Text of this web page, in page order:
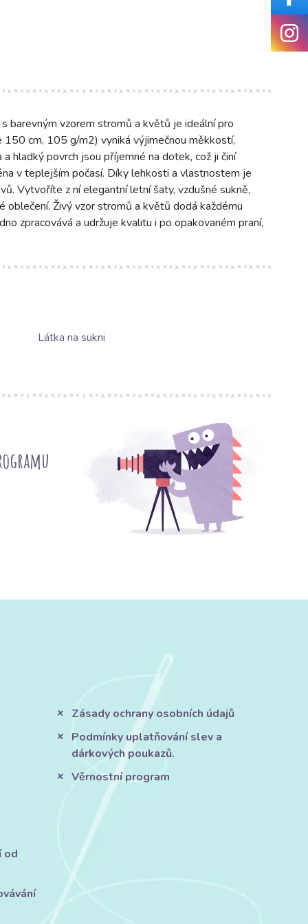
barevným vzorem stromů a květů je ideální pro
cm, 105 g/m2) vyniká výjimečnou měkkostí,
hladký povrch jsou příjemné na dotek, což ji činí
v teplejším počasí. Díky lehkosti a vlastnostem je
Vytvoříte z ní elegantní letní šaty, vzdušné sukně,
Živý vzor stromů a květů dodá každému
zpracovává a udržuje kvalitu i po opakovaném praní,
Látka na sukni
od
Zásady ochrany osobních údajů
Podmínky uplatňování slev a
dárkových poukazů.
Věrnostní program